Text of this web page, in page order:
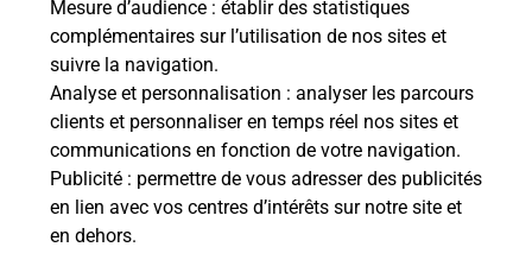
Mesure d’audience : établir des statistiques
complémentaires sur l’utilisation de nos sites et
suivre la navigation.
Analyse et personnalisation : analyser les parcours
clients et personnaliser en temps réel nos sites et
communications en fonction de votre navigation.
Publicité : permettre de vous adresser des publicités
en lien avec vos centres d’intérêts sur notre site et
en dehors.
en ligne
Ouvert 24h/24
En savoir plus